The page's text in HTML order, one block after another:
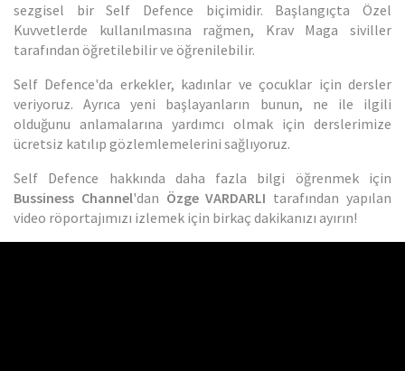
sezgisel bir Self Defence biçimidir. Başlangıçta Özel
Kuvvetlerde kullanılmasına rağmen, Krav Maga siviller
tarafından öğretilebilir ve öğrenilebilir.
Self Defence'da erkekler, kadınlar ve çocuklar için dersler
veriyoruz. Ayrıca yeni başlayanların bunun, ne ile ilgili
olduğunu anlamalarına yardımcı olmak için derslerimize
ücretsiz katılıp gözlemlemelerini sağlıyoruz.
Self Defence hakkında daha fazla bilgi öğrenmek için
Bussiness Channel'dan Özge VARDARLI tarafından yapılan
video röportajımızı izlemek için birkaç dakikanızı ayırın!